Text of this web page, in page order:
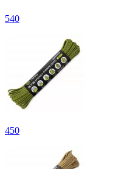
540
450